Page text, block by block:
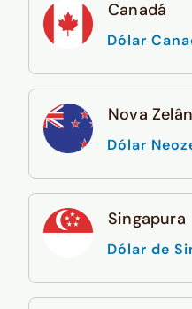
Canadá
Dólar
Nova
Dólar
Singapura
Dólar de